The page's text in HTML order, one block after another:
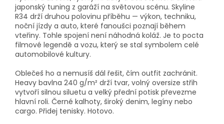
japonský tuning z garáží na světovou scénu. Skyline
R34 drží druhou polovinu příběhu — výkon, techniku,
noční jízdy a auto, které fanoušci poznají během
vteřiny. Tohle spojení není náhodná koláž. Je to pocta
filmové legendě a vozu, který se stal symbolem celé
automobilové kultury.
Oblečeš ho a nemusíš dál řešit, čím outfit zachránit.
Heavy bavlna 240 g/m² drží tvar, volný oversize střih
vytvoří silnou siluetu a velký přední potisk převezme
hlavní roli. Černé kalhoty, široký denim, legíny nebo
cargo. Přidej tenisky. Hotovo.